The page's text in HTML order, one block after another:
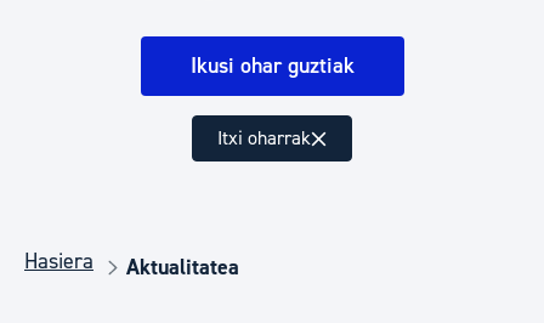
Ikusi ohar guztiak
Itxi oharrak
Hasiera Aktualitatea